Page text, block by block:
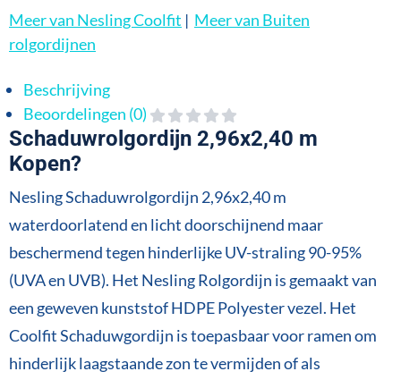
Meer van Nesling Coolfit | Meer van Buiten
rolgordijnen
Beschrijving
Beoordelingen (0)
Schaduwrolgordijn 2,96x2,40 m
Kopen?
Nesling Schaduwrolgordijn 2,96x2,40 m
waterdoorlatend en licht doorschijnend maar
beschermend tegen hinderlijke UV-straling 90-95%
(UVA en UVB). Het Nesling Rolgordijn is gemaakt van
een geweven kunststof HDPE Polyester vezel. Het
Coolfit Schaduwgordijn is toepasbaar voor ramen om
hinderlijk laagstaande zon te vermijden of als